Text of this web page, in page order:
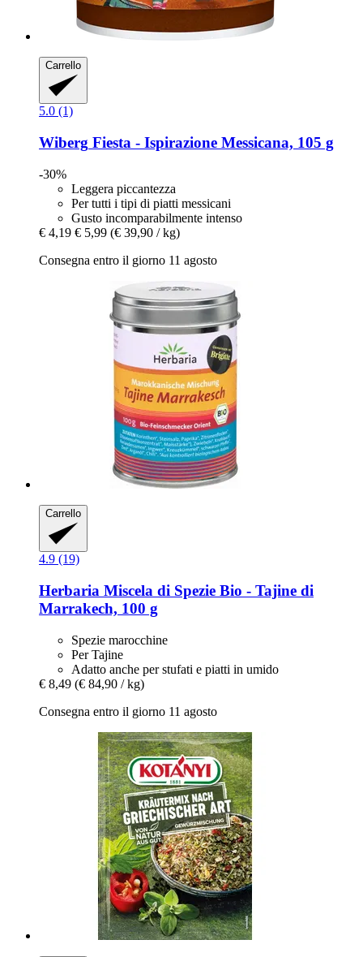
Carrello
5.0 (1)
Wiberg Fiesta -​ Ispirazione Messicana, 105 g
-30%
Leggera piccantezza
Per tutti i tipi di piatti messicani
Gusto incomparabilmente intenso
€ 4,19 € 5,99 (€ 39,90 / kg)
Consegna entro il giorno 11 agosto
Carrello
4.9 (19)
Herbaria Miscela di Spezie Bio -​ Tajine di
Marrakech, 100 g
Spezie marocchine
Per Tajine
Adatto anche per stufati e piatti in umido
€ 8,49 (€ 84,90 / kg)
Consegna entro il giorno 11 agosto